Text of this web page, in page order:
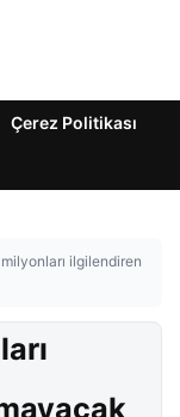
Çerez Politikası
ilgilendiren